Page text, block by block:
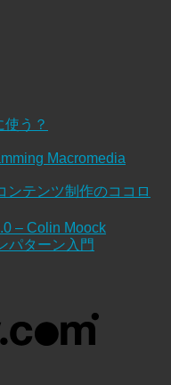
う？
Macromedia
ンテンツ制作のココロ
– Colin Moock
パターン入門